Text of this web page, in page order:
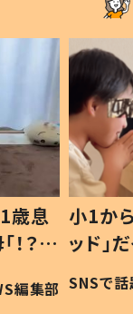
歳息
？」
編集部
小1か
ッド」
作り
#令和の
SNSで話